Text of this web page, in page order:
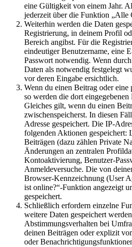
eine Gültigkeit von einem Jahr.
jederzeit über die Funktion „Alle
Weiterhin werden die Daten
Registrierung, in deinem Profil
Bereich angibst. Für die
eindeutiger Benutzername, eine
Passwort notwendig. Wenn
Daten als notwendig festgelegt
vor deren Eingabe ersichtlich.
Wenn du einen Beitrag oder eine
so werden die dort
Gleiches gilt, wenn du einen
zwischenspeicherst. In diesen
Adresse gespeichert. Die IP-
folgenden Aktionen gespeichert:
Beiträgen (dazu zählen Private
Änderungen an zentralen
Kontoaktivierung, Benutzer-
Anmeldeversuche. Die von
Browser-Kennzeichnung (User
ist online?“-Funktion angezeigt
gespeichert.
Schließlich erfordern einzelne
weitere Daten gespeichert
Abstimmungsverhalten bei
deinen Beiträgen oder explizit
oder